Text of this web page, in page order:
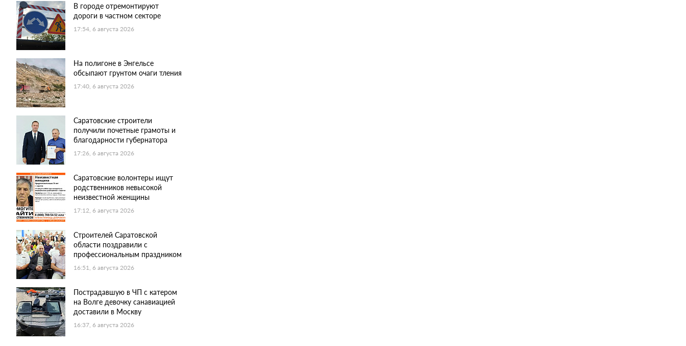
В городе отремонтируют
дороги в частном секторе
17:54, 6 августа 2026
На полигоне в Энгельсе
обсыпают грунтом очаги тления
17:40, 6 августа 2026
Саратовские строители
получили почетные грамоты и
благодарности губернатора
17:26, 6 августа 2026
Саратовские волонтеры ищут
родственников невысокой
неизвестной женщины
17:12, 6 августа 2026
Строителей Саратовской
области поздравили с
профессиональным праздником
16:51, 6 августа 2026
Пострадавшую в ЧП с катером
на Волге девочку санавиацией
доставили в Москву
16:37, 6 августа 2026